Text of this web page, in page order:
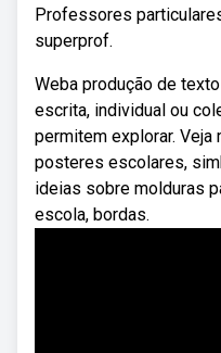
Professores
superprof.
Weba produção de
escrita, individual ou
permitem explorar.
posteres escolares,
ideias sobre molduras
escola, bordas.